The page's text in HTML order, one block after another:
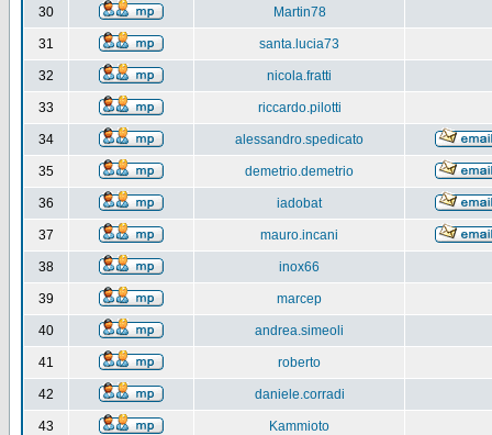
30 Martin78
31 santa.lucia73
32 nicola.fratti
33 riccardo.pilotti
34 alessandro.spedicato
35 demetrio.demetrio
36 iadobat
37 mauro.incani
38 inox66
39 marcep
40 andrea.simeoli
41 roberto
42 daniele.corradi
43 Kammioto